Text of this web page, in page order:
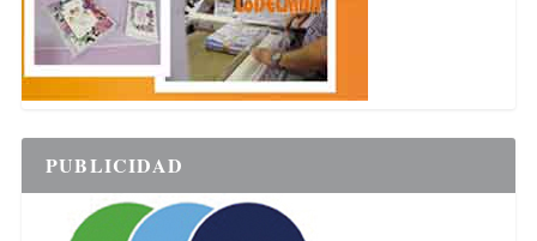
PUBLICIDAD